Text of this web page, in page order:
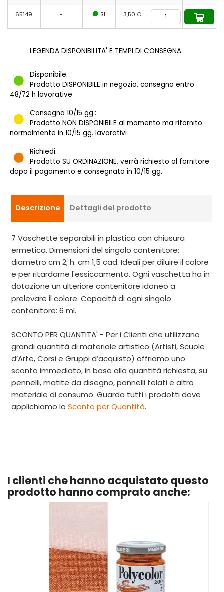
65149 - SI 3,50 €
LEGENDA DISPONIBILITA' E TEMPI DI CONSEGNA:
Disponibile:
Prodotto DISPONIBILE in negozio, consegna entro
48/72 h lavorative
Consegna 10/15 gg.:
Prodotto NON DISPONIBILE al momento ma rifornito
normalmente in 10/15 gg. lavorativi
Richiedi:
Prodotto SU ORDINAZIONE, verrà richiesto al fornitore
dopo il pagamento e consegnato in 10/15 gg.
Descrizione Dettagli del prodotto
7 Vaschette separabili in plastica con chiusura
ermetica. Dimensioni del singolo contenitore:
diametro cm 2; h. cm 1,5 cad. Ideali per diluire il colore
e per ritardarne l'essiccamento. Ogni vaschetta ha in
dotazione un ulteriore contenitore idoneo a
prelevare il colore. Capacità di ogni singolo
contenitore: 6 ml.
SCONTO PER QUANTITA' - Per i Clienti che utilizzano
grandi quantità di materiale artistico (Artisti, Scuole
d’Arte, Corsi e Gruppi d’acquisto) offriamo uno
sconto immediato, in base alla quantità richiesta, su
pennelli, matite da disegno, pannelli telati e altro
materiale di consumo. Guarda tutti i prodotti dove
applichiamo lo Sconto per Quantità.
I clienti che hanno acquistato questo
prodotto hanno comprato anche: